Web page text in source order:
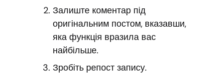
Залиште коментар під
оригінальним постом, вказавши,
яка функція вразила вас
найбільше.
Зробіть репост запису.